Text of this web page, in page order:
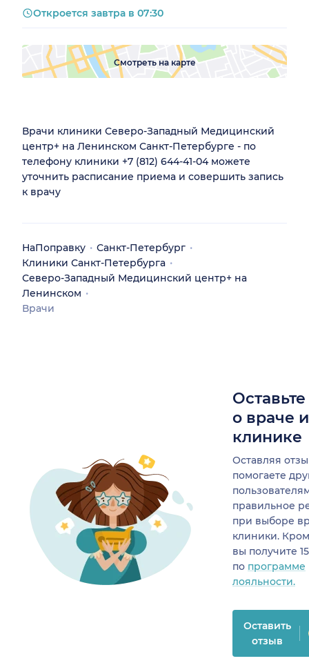
Откроется завтра в 07:30
Смотреть на карте
Врачи клиники Северо-Западный Медицинский
центр+ на Ленинском Санкт-Петербурге - по
телефону клиники +7 (812) 644-41-04 можете
уточнить расписание приема и совершить запись
к врачу
НаПоправку
Санкт-Петербург
Клиники Санкт-Петербурга
Северо-Западный Медицинский центр+ на
Ленинском
Врачи
о враче
клинике
Оставляя
помогаете
правильное
при выборе
клиники.
вы получите
по программе
лояльности.
Оставить
отзыв